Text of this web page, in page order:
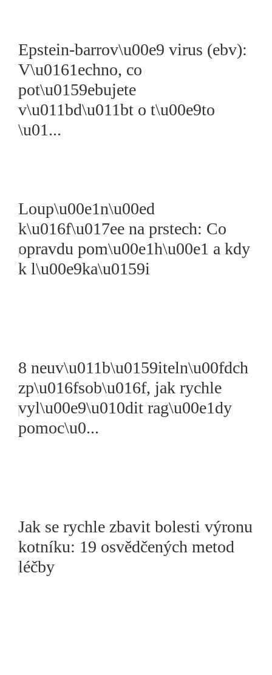
Epstein-barrov\u00e9 virus (ebv):
V\u0161echno, co
pot\u0159ebujete
v\u011bd\u011bt o t\u00e9to
\u01...
Loup\u00e1n\u00ed
k\u016f\u017ee na prstech: Co
opravdu pom\u00e1h\u00e1 a kdy
k l\u00e9ka\u0159i
8 neuv\u011b\u0159iteln\u00fdch
zp\u016fsob\u016f, jak rychle
vyl\u00e9\u010dit rag\u00e1dy
pomoc\u0...
Jak se rychle zbavit bolesti výronu
kotníku: 19 osvědčených metod
léčby